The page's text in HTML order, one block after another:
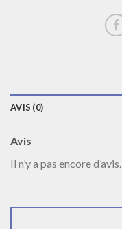
AVIS (0)
Avis
Il n’y a pas encore d’avis.